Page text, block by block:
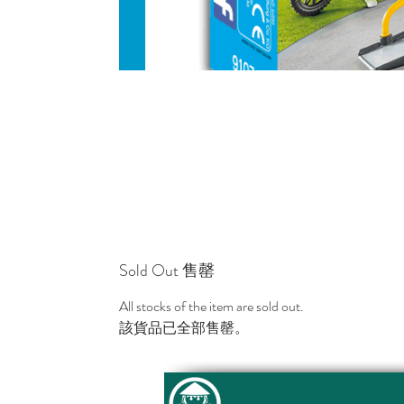
Sold Out 售罄
All stocks of the item are sold out.
該貨品已全部售罄。